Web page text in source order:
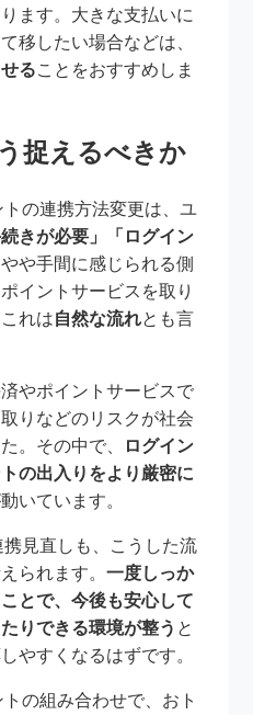
ます。大きな支払いに
移したい場合などは、
ることをおすすめしま
捉えるべきか
の連携方法変更は、ユ
続きが必要」「ログイン
や手間に感じられる側
イントサービスを取り
れは自然な流れとも言
やポイントサービスで
りなどのリスクが社会
。その中で、
ログイン
の出入りをより厳密に
いています。
見直しも、こうした流
られます。一度しっか
とで、今後も安心して
りできる環境が整う と
やすくなるはずです。
の組み合わせで、おト